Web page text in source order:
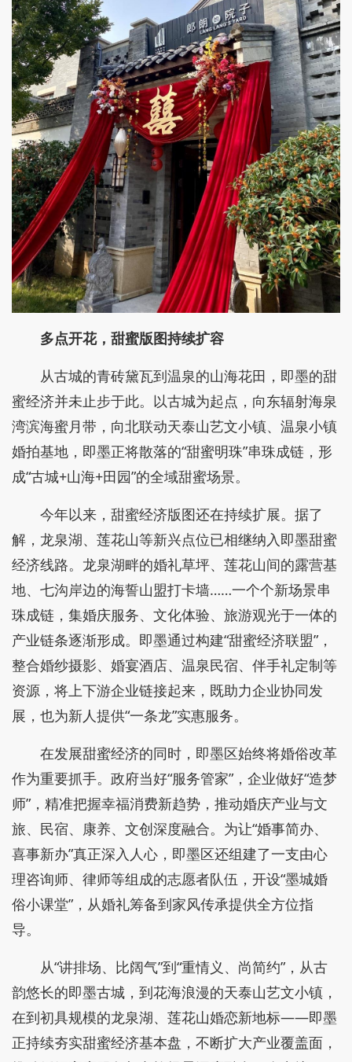
多点开花，甜蜜版图持续扩容
从古城的青砖黛瓦到温泉的山海花田，即墨的甜
蜜经济并未止步于此。以古城为起点，向东辐射海泉
湾滨海蜜月带，向北联动天泰山艺文小镇、温泉小镇
婚拍基地，即墨正将散落的“甜蜜明珠”串珠成链，形
成“古城+山海+田园”的全域甜蜜场景。
今年以来，甜蜜经济版图还在持续扩展。据了
解，龙泉湖、莲花山等新兴点位已相继纳入即墨甜蜜
经济线路。龙泉湖畔的婚礼草坪、莲花山间的露营基
地、七沟岸边的海誓山盟打卡墙……一个个新场景串
珠成链，集婚庆服务、文化体验、旅游观光于一体的
产业链条逐渐形成。即墨通过构建“甜蜜经济联盟”，
整合婚纱摄影、婚宴酒店、温泉民宿、伴手礼定制等
资源，将上下游企业链接起来，既助力企业协同发
展，也为新人提供“一条龙”实惠服务。
在发展甜蜜经济的同时，即墨区始终将婚俗改革
作为重要抓手。政府当好“服务管家”，企业做好“造梦
师”，精准把握幸福消费新趋势，推动婚庆产业与文
旅、民宿、康养、文创深度融合。为让“婚事简办、
喜事新办”真正深入人心，即墨区还组建了一支由心
理咨询师、律师等组成的志愿者队伍，开设“墨城婚
俗小课堂”，从婚礼筹备到家风传承提供全方位指
导。
从“讲排场、比阔气”到“重情义、尚简约”，从古
韵悠长的即墨古城，到花海浪漫的天泰山艺文小镇，
在到初具规模的龙泉湖、莲花山婚恋新地标——即墨
正持续夯实甜蜜经济基本盘，不断扩大产业覆盖面，